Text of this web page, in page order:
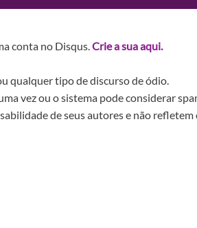
conta no Disqus.Crie a sua aqui.
qualquer tipo de discurso de ódio.
vez ou o sistema pode considerar
de seus autores e não